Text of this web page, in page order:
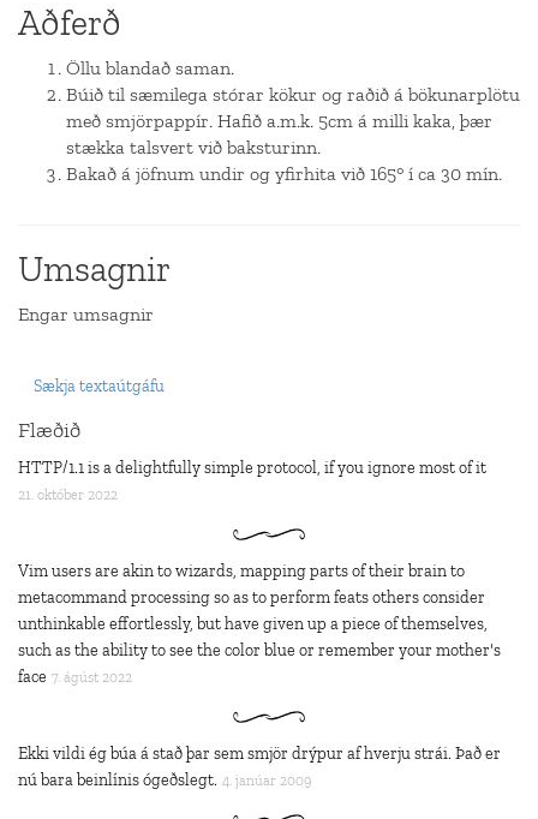
Aðferð
Öllu blandað saman.
Búið til sæmilega stórar kökur og raðið á bökunarplötu
með smjörpappír. Hafið a.m.k. 5cm á milli kaka, þær
stækka talsvert við baksturinn.
Bakað á jöfnum undir og yfirhita við 165° í ca 30 mín.
Umsagnir
Engar umsagnir
Sækja textaútgáfu
Flæðið
HTTP/1.1 is a delightfully simple protocol, if you ignore most of it
21. október 2022
Vim users are akin to wizards, mapping parts of their brain to
metacommand processing so as to perform feats others consider
unthinkable effortlessly, but have given up a piece of themselves,
such as the ability to see the color blue or remember your mother's
face 7. ágúst 2022
Ekki vildi ég búa á stað þar sem smjör drýpur af hverju strái. Það er
nú bara beinlínis ógeðslegt. 4. janúar 2009